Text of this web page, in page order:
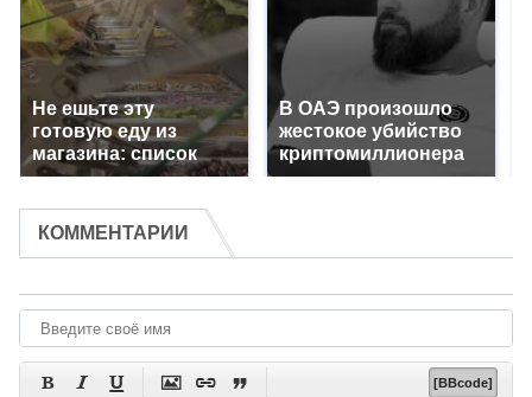
Не ешьте эту
готовую еду из
магазина: список
В ОАЭ произошло
жестокое убийство
криптомиллионера
КОММЕНТАРИИ
      [BBcode]